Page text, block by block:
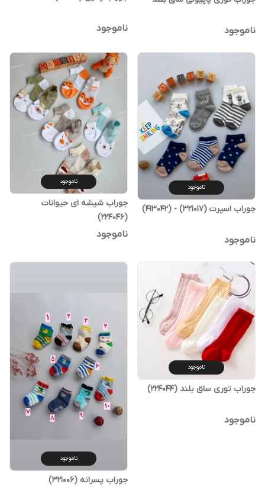
ناموجود ناموجود
ناموجود
جوراب اسپرت (321017) - (413042)
ناموجود
ناموجود
جوراب شیشه ای حیوانات
(224046)
ناموجود
ناموجود
جوراب توری ساق بلند (224044)
ناموجود
ناموجود
جوراب پسرانه (321006)